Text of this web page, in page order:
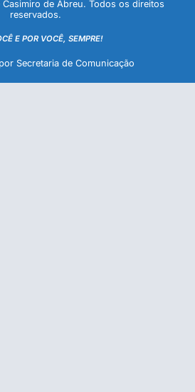
de Abreu. Todos os direitos
reservados.
E POR VOCÊ, SEMPRE!
Secretaria de Comunicação